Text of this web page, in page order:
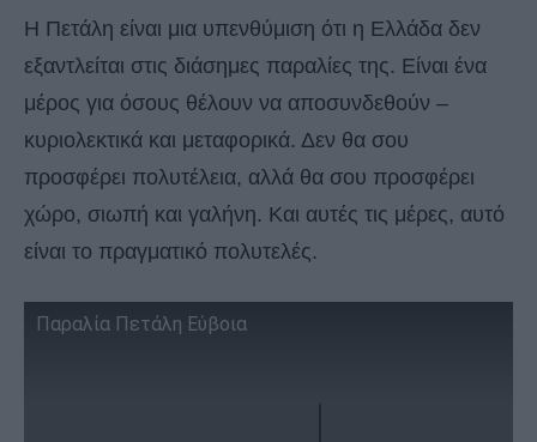
Η Πετάλη είναι μια υπενθύμιση ότι η Ελλάδα δεν
εξαντλείται στις διάσημες παραλίες της. Είναι ένα
μέρος για όσους θέλουν να αποσυνδεθούν –
κυριολεκτικά και μεταφορικά. Δεν θα σου
προσφέρει πολυτέλεια, αλλά θα σου προσφέρει
χώρο, σιωπή και γαλήνη. Και αυτές τις μέρες, αυτό
είναι το πραγματικό πολυτελές.
Παραλία Πετάλη Εύβοια